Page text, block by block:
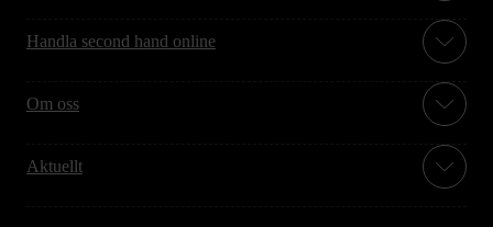
Handla second hand online
Om oss
Aktuellt